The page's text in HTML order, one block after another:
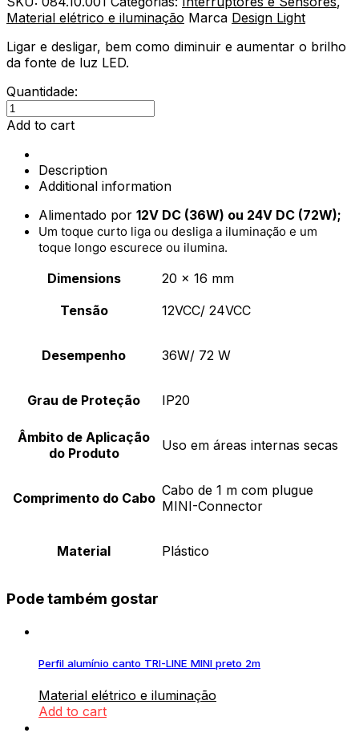
Material elétrico e iluminação Marca Design Light
Ligar e desligar, bem como diminuir e aumentar o brilho
da fonte de luz LED.
Quantidade:
Interruptor
Touch
12V/24V
Cromado
quantity
Add to cart
Description
Additional information
Alimentado por 12V DC (36W) ou 24V DC (72W);
Um toque curto liga ou desliga a iluminação e um
toque longo escurece ou ilumina.
Dimensions
20 × 16 mm
Tensão
12VCC/ 24VCC
Desempenho 36W/ 72 W
Grau de Proteção IP20
Âmbito de Aplicação
do Produto
Uso em áreas internas secas
Comprimento do Cabo Cabo de 1 m com plugue
MINI-Connector
Material Plástico
Pode também gostar
Perfil alumínio canto TRI-LINE MINI preto 2m
Material elétrico e iluminação
Add to cart